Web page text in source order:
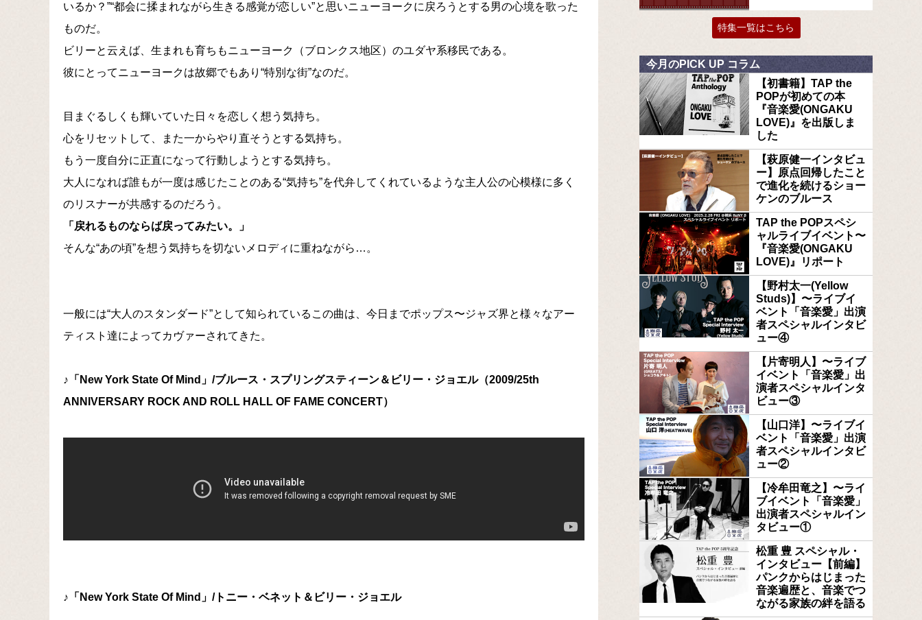
いるか？”“都会に揉まれながら生きる感覚が恋しい”と思いニューヨークに戻ろうとする男の心境を歌った
ものだ。
ビリーと云えば、生まれも育ちもニューヨーク（ブロンクス地区）のユダヤ系移民である。
彼にとってニューヨークは故郷でもあり“特別な街”なのだ。
目まぐるしくも輝いていた日々を恋しく想う気持ち。
心をリセットして、また一からやり直そうとする気持ち。
もう一度自分に正直になって行動しようとする気持ち。
大人になれば誰もが一度は感じたことのある“気持ち”を代弁してくれているような主人公の心模様に多く
のリスナーが共感するのだろう。
「戻れるものならば戻ってみたい。」
そんな“あの頃”を想う気持ちを切ないメロディに重ねながら…。
一般には“大人のスタンダード”として知られているこの曲は、今日までポップス〜ジャズ界と様々なアー
ティスト達によってカヴァーされてきた。
♪「New York State Of Mind」/ブルース・スプリングスティーン＆ビリー・ジョエル（2009/25th
ANNIVERSARY ROCK AND ROLL HALL OF FAME CONCERT）
♪「New York State Of Mind」/トニー・ベネット＆ビリー・ジョエル
特集一覧はこちら
今月のPICK UP コラム
【初書籍】TAP the
POPが初めての本
『音楽愛(ONGAKU
LOVE)』を出版しま
した
【萩原健一インタビュ
ー】原点回帰したこと
で進化を続けるショー
ケンのブルース
TAP the POPスペシ
ャルライブイベント〜
『音楽愛(ONGAKU
LOVE)』リポート
【野村太一(Yellow
Studs)】〜ライブイ
ベント「音楽愛」出演
者スペシャルインタビ
ュー④
【片寄明人】〜ライブ
イベント「音楽愛」出
演者スペシャルインタ
ビュー③
【山口洋】〜ライブイ
ベント「音楽愛」出演
者スペシャルインタビ
ュー②
【冷牟田竜之】〜ライ
ブイベント「音楽愛」
出演者スペシャルイン
タビュー①
松重 豊 スペシャル・
インタビュー【前編】
パンクからはじまった
音楽遍歴と、音楽でつ
ながる家族の絆を語る